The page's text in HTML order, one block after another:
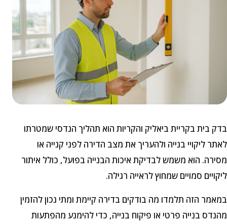
בדק בית בקריית ביאליק והקריות הוא תהליך הנדסי שמטרתו
לאתר ליקויי בנייה ולהעריך את מצב הדירה לפני קנייה או
מסירה. הוא משמש לבדיקת איכות הבנייה בפועל, כולל איתור
ליקויים סמויים שמחוץ לראייה רגילה.
במאמר הזה תלמדו מה בודקים בדירה קיימת ומתי נכון להזמין
מהנדס בנייה פרטי או פיקוח בנייה, כדי להימנע מהפתעות